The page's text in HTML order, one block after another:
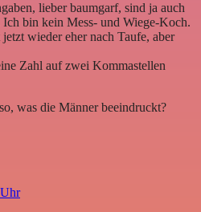
lieber baumgarf, sind ja auch
Ich bin kein Mess- und Wiege-Koch.
wieder eher nach Taufe, aber
Zahl auf zwei Kommastellen
was die Männer beeindruckt?